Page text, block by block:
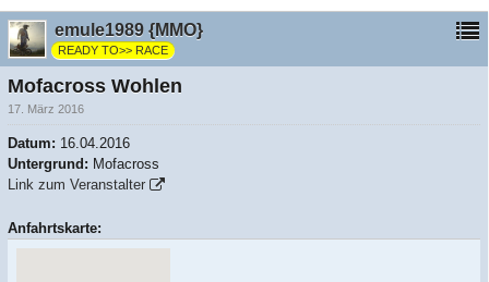
emule1989 {MMO}
READY TO>> RACE
Mofacross Wohlen
17. März 2016
Datum: 16.04.2016
Untergrund: Mofacross
Link zum Veranstalter
Anfahrtskarte: